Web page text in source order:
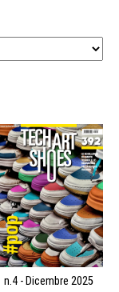
n.4 - Dicembre 2025